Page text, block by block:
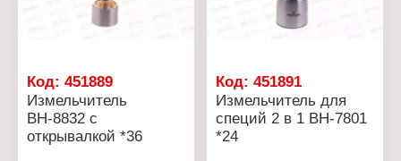
Код: 451889
Измельчитель
ВН-8832 с
открывалкой *36
Код:451891
Измельчитель для
специй 2 в 1 ВН-7801
*24